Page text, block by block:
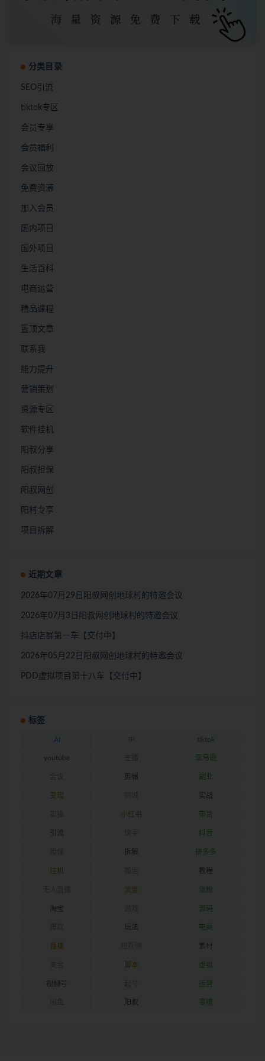
分类目录
SEO引流
tiktok专区
会员专享
会员福利
会议回放
免费资源
加入会员
国内项目
国外项目
生活百科
电商运营
精品课程
置顶文章
联系我
能力提升
营销策划
资源专区
软件挂机
阳叔分享
阳叔担保
阳叔网创
阳村专享
项目拆解
近期文章
2026年07月29日阳叔网创地球村的特邀会议
2026年07月3日阳叔网创地球村的特邀会议
抖店店群第一车【交付中】
2026年05月22日阳叔网创地球村的特邀会议
PDD虚拟项目第十八车【交付中】
标签
AI IP tiktok
youtube 亚马逊
剪辑 副业
变现 实战
小红书 带货
引流 抖音
拆解 拼多多
挂机 教程
流量 涨粉
淘宝 源码
玩法 电商
直播 素材
脚本 虚拟
视频号 运营
阳叔 零撸